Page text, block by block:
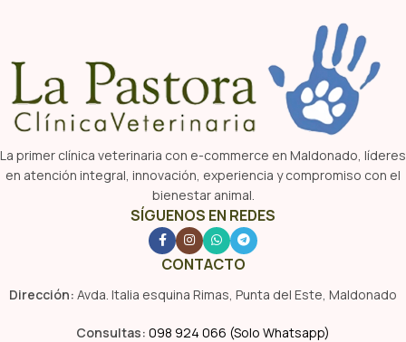
La primer clínica veterinaria con e-commerce en Maldonado, líderes
en atención integral, innovación, experiencia y compromiso con el
bienestar animal.
SÍGUENOS EN REDES
CONTACTO
Dirección: Avda. Italia esquina Rimas, Punta del Este, Maldonado
Consultas: 098 924 066 (Solo Whatsapp)